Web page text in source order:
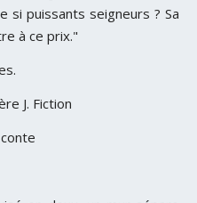
si puissants seigneurs ? Sa
à ce prix."
J. Fiction